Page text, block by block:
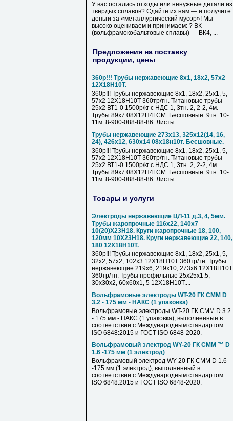
У вас остались отходы или ненужные детали из
твёрдых сплавов? Сдайте их нам — и получите
деньги за «металлургический мусор»! Мы
высоко оцениваем и принимаем: ? ВК
(вольфрамокобальтовые сплавы) — ВК4, ...
Предложения на поставку
продукции, цены
360р!!! Трубы нержавеющие 8х1, 18х2, 57х2
12Х18Н10Т.
360р!!! Трубы нержавеющие 8х1, 18х2, 25х1, 5,
57х2 12Х18Н10Т 360тр/тн. Титановые трубы
25х2 ВТ1-0 1500р/кг с НДС 1, 3тн. 2, 2-2, 4м.
Трубы 89х7 08Х12Н4ГСМ. Бесшовные. 9тн. 10-
11м. 8-900-088-88-86. Листы...
Трубы нержавеющие 273х13, 325х12(14, 16,
24), 426х12, 630х14 08х18н10т. Бесшовные.
360р!!! Трубы нержавеющие 8х1, 18х2, 25х1, 5,
57х2 12Х18Н10Т 360тр/тн. Титановые трубы
25х2 ВТ1-0 1500р/кг с НДС 1, 3тн. 2, 2-2, 4м.
Трубы 89х7 08Х12Н4ГСМ. Бесшовные. 9тн. 10-
11м. 8-900-088-88-86. Листы...
Товары и услуги
Электроды нержавеющие ЦЛ-11 д.3, 4, 5мм.
Трубы жаропрочные 116х22, 140х7
10(20)Х23Н18. Круги жаропрочные 18, 100,
120мм 10Х23Н18. Круги нержавеющие 22, 140,
180 12Х18Н10Т.
360р!!! Трубы нержавеющие 8х1, 18х2, 25х1, 5,
32х2, 57х2, 102х3 12Х18Н10Т 360тр/тн. Трубы
нержавеющие 219х6, 219х10, 273х6 12Х18Н10Т
360тр/тн. Трубы профильные 25х25х1.5,
30х30х2, 60х60х1, 5 12Х18Н10Т....
Вольфрамовые электроды WT-20 ГК СММ D
3.2 - 175 мм - НАКС (1 упаковка)
Вольфрамовые электроды WT-20 ГК СММ D 3.2
- 175 мм - НАКС (1 упаковка), выполненные в
соответствии с Международным стандартом
ISO 6848:2015 и ГОСТ ISO 6848-2020.
Вольфрамовый электрод WY-20 ГК СММ ™ D
1.6 -175 мм (1 электрод)
Вольфрамовый электрод WY-20 ГК СММ D 1.6
-175 мм (1 электрод), выполненный в
соответствии с Международным стандартом
ISO 6848:2015 и ГОСТ ISO 6848-2020.